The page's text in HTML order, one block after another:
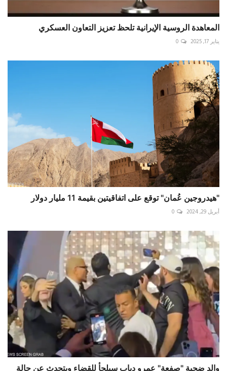
المعاهدة الروسية الإيرانية تلحظ تعزيز التعاون العسكري
يناير 17, 2025 0
"هيدروجين عُمان" توقع على اتفاقيتين بقيمة 11 مليار دولار
أبريل 29, 2024 0
والد ضحية "صفعة" عمرو دياب سيلجأ للقضاء ويتحدث عن حالة